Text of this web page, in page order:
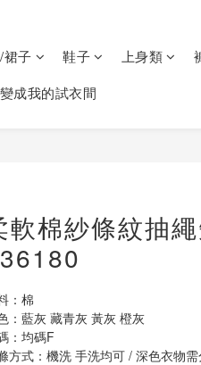
裙子 鞋子 上身類
成我的試衣間
軟棉紗條紋抽
：棉
：藍灰 藏青灰 黃灰 橙灰
：均碼F
方式：機洗 手洗均可 / 深色衣物